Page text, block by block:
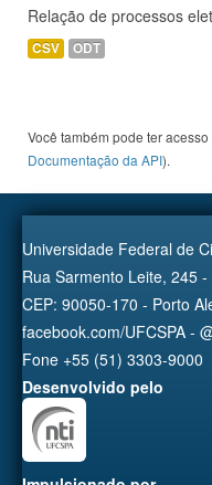
Relação de processos
CSV ODT
Você também pode ter
Documentação da API).
Universidade Federal de
Rua Sarmento Leite, 245
CEP: 90050-170 - Porto
facebook.com/UFCSPA -
Fone +55 (51) 3303-9000
Desenvolvido pelo